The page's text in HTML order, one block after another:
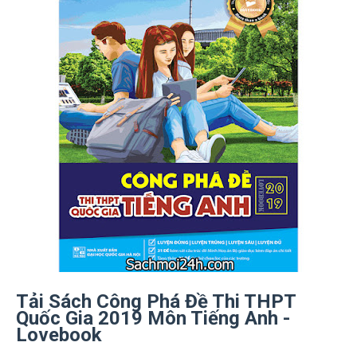
Tải Sách Công Phá Đề Thi THPT
Quốc Gia 2019 Môn Tiếng Anh -
Lovebook